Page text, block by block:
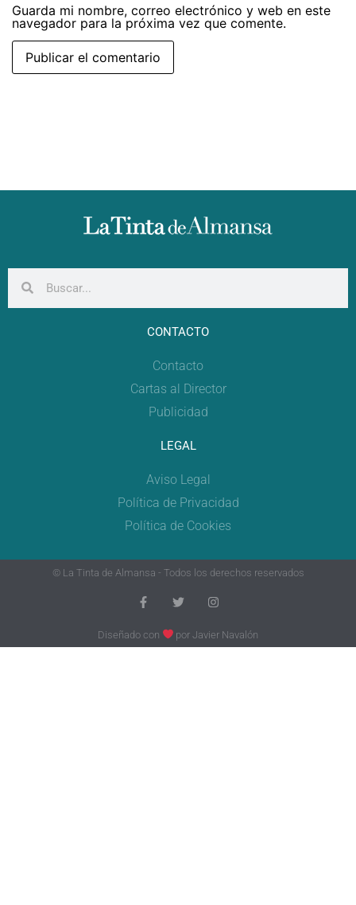
Guarda mi nombre, correo electrónico y web en este
navegador para la próxima vez que comente.
CONTACTO
Contacto
Cartas al Director
Publicidad
LEGAL
Aviso Legal
Política de Privacidad
Política de Cookies
© La Tinta de Almansa - Todos los derechos reservados
Diseñado con porJavier Navalón